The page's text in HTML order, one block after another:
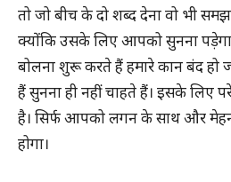
तो जो बीच के दो शब्द देना वो भी
क्योंकि उसके लिए आपको सुनना
बोलना शुरू करते हैं हमारे कान बंद हो
हैं सुनना ही नहीं चाहते हैं। इसके लिए
है। सिर्फ आपको लगन के साथ और
होगा।